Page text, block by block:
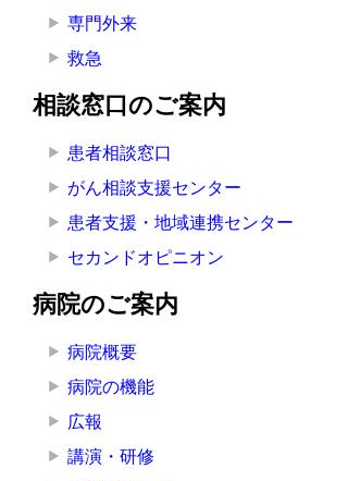
専門外来
救急
相談窓口のご案内
患者相談窓口
がん相談支援センター
患者支援・地域連携センター
セカンドオピニオン
病院のご案内
病院概要
病院の機能
広報
講演・研修